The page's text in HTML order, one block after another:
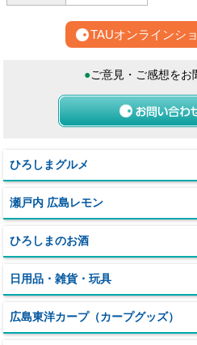
TAUオンラインシ
●ご意見・ご感想をお
ひろしまグルメ
瀬戸内 広島レモン
ひろしまのお酒
日用品・雑貨・玩具
広島東洋カープ（カープグッズ）